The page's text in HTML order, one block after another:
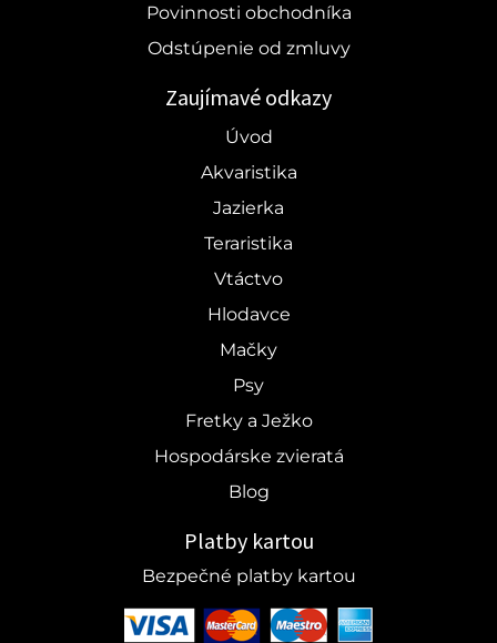
Povinnosti obchodníka
Odstúpenie od zmluvy
Zaujímavé odkazy
Úvod
Akvaristika
Jazierka
Teraristika
Vtáctvo
Hlodavce
Mačky
Psy
Fretky a Ježko
Hospodárske zvieratá
Blog
Platby kartou
Bezpečné platby kartou